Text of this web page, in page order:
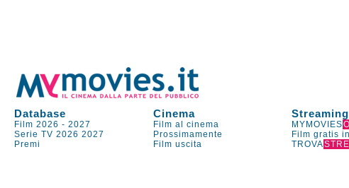
Database Cinema Streaming
Film 2026 -2027 Film al cinema MYMOVIES
Serie TV 2026 2027 Prossimamente Film gratis
Premi
Film uscita TROVA